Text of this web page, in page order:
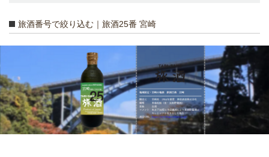
旅酒番号で絞り込む｜旅酒25番 宮崎